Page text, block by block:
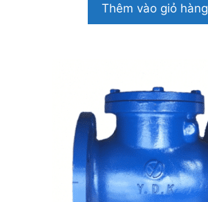
à
5
Thêm vào giỏ hàng